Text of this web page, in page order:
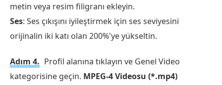
metin veya resim filigranı ekleyin.
Ses: Ses çıkışını iyileştirmek için ses seviyesini
orijinalin iki katı olan 200%'ye yükseltin.
Adım 4. Profil alanına tıklayın ve Genel Video
kategorisine geçin. MPEG-4 Videosu (*.mp4)